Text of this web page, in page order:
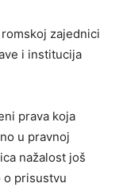
zajednici
i institucija
prava koja
u pravnoj
nažalost još
o prisustvu